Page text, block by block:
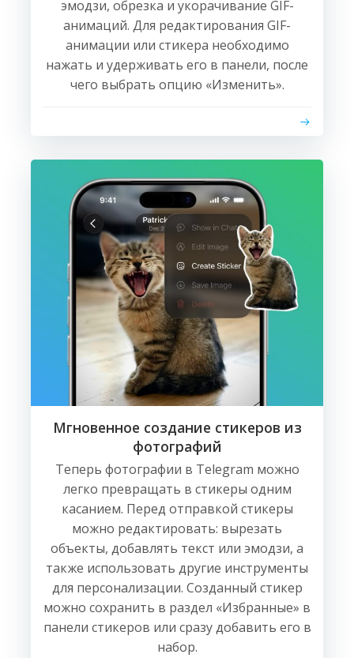
эмодзи, обрезка и укорачивание GIF-
анимаций. Для редактирования GIF-
анимации или стикера необходимо
нажать и удерживать его в панели, после
чего выбрать опцию «Изменить».
Мгновенное создание стикеров из
фотографий
Теперь фотографии в Telegram можно
легко превращать в стикеры одним
касанием. Перед отправкой стикеры
можно редактировать: вырезать
объекты, добавлять текст или эмодзи, а
также использовать другие инструменты
для персонализации. Созданный стикер
можно сохранить в раздел «Избранные» в
панели стикеров или сразу добавить его в
набор.